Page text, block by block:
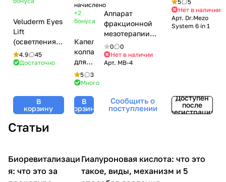
Veluderm Eyes
Lift
(осветления
темных
кругов,
эффект), 3 мл
4.9
45
Достаточно
В
корзину
начислено
+2
бонуса
Капельница-
колпачок
для
бутылочки,
5-10
5
3
Много
В
корзину
Аппарат
фракционной
мезотерапии
DermaPen
(Дермапен)
Mesobox MB-4
0
0
Нет в наличии
Арт. MB-4
Сообщить о
поступлении
1 (720 игл,
1200 игл,
300 игл, 12
5
5
Нет в наличии
Арт. Dr.Mezo
System 6 in 1
Доступен
после
регистрации
Статьи
Уход за лицом
Биоревитализаци
я: что это за
Микроигольчатая терапия
(мезороллер)
Гиалуроновая кислота: что это
такое, виды, механизм и 5